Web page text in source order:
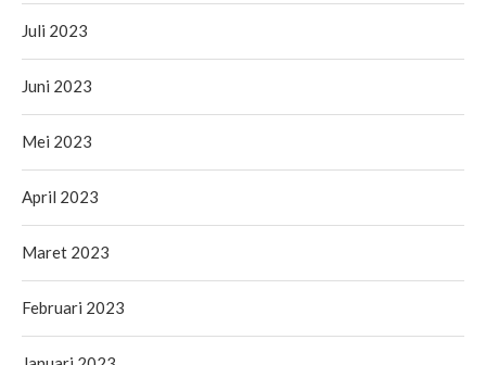
Juli 2023
Juni 2023
Mei 2023
April 2023
Maret 2023
Februari 2023